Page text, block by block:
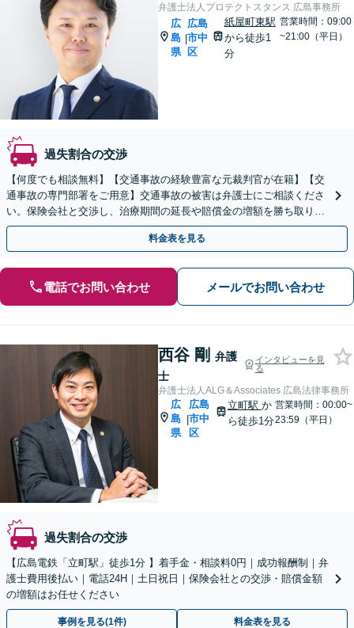
弁護士法人プロテクトスタンス 広島事務所
広
島
県
|
広島
市中
区
紙屋町東駅
から徒歩1
分
営業時間：09:00
~21:00（平日）
過失割合の交渉
【何度でも相談無料】【交通事故の経験豊富な元裁判官が在籍】【交
通事故の専門部署をご用意】交通事故の被害は弁護士にご相談くださ
い。保険会社と交渉し、治療期間の延長や賠償金の増額を勝ち取りま
す。後遺障害の等級認定の手続きなどもお任せください。
料金表を見る
電話でお問い合わせ メールでお問い合わせ
西谷 剛 弁護
士
インタビューを見
る
弁護士法人ALG＆Associates 広島法律事務所
広
島
県
|
広島
市中
区
立町駅 か
ら徒歩1分
営業時間：00:00~
23:59（平日）
過失割合の交渉
【広島電鉄「立町駅」徒歩1分 】着手金・相談料0円｜成功報酬制｜弁
護士費用後払い｜電話24H｜土日祝日｜保険会社との交渉・賠償金額
の増額はお任せください
事例を見る(1件) 料金表を見る